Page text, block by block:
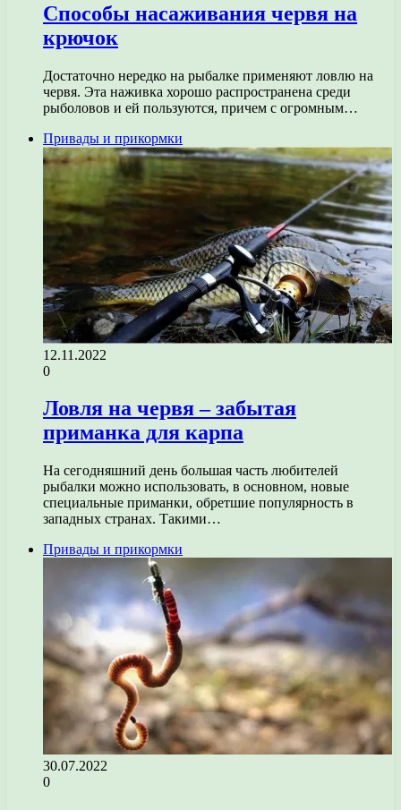
Способы насаживания червя на
крючок
Достаточно нередко на рыбалке применяют ловлю на
червя. Эта наживка хорошо распространена среди
рыболовов и ей пользуются, причем с огромным…
Привады и прикормки
12.11.2022
0
Ловля на червя – забытая
приманка для карпа
На сегодняшний день большая часть любителей
рыбалки можно использовать, в основном, новые
специальные приманки, обретшие популярность в
западных странах. Такими…
Привады и прикормки
30.07.2022
0